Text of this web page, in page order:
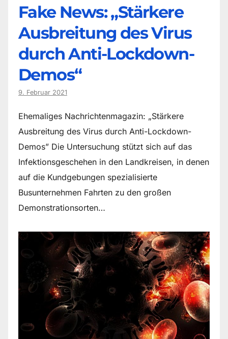
Fake News: „Stärkere
Ausbreitung des Virus
durch Anti-Lockdown-
Demos“
9. Februar 2021
Ehemaliges Nachrichtenmagazin: „Stärkere
Ausbreitung des Virus durch Anti-Lockdown-
Demos” Die Untersuchung stützt sich auf das
Infektionsgeschehen in den Landkreisen, in denen
auf die Kundgebungen spezialisierte
Busunternehmen Fahrten zu den großen
Demonstrationsorten…